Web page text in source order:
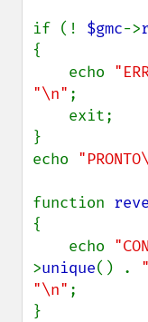
if (! $gmc->
{
    echo
"\n" ;
}
echo
function
{
    echo
>unique() .
"\n" ;
}